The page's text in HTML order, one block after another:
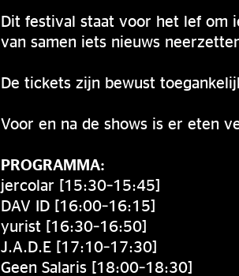
Dit festival staat voor het lef om
van samen iets nieuws
De tickets zijn bewust
Voor en na de shows is er eten
PROGRAMMA:
jercolar [15:30–15:45]
DAV ID [16:00–16:15]
yurist [16:30–16:50]
J.A.D.E [17:10–17:30]
Geen Salaris [18:00–18:30]